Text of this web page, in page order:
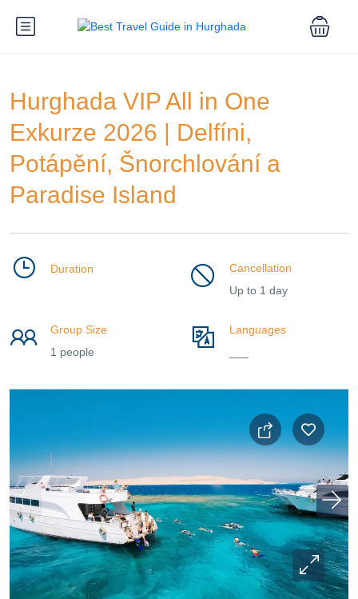
Hurghada VIP All in One
Exkurze 2026 | Delfíni,
Potápění, Šnorchlování a
Paradise Island
Duration
Cancellation
Up to 1 day
Group Size
1 people
Languages